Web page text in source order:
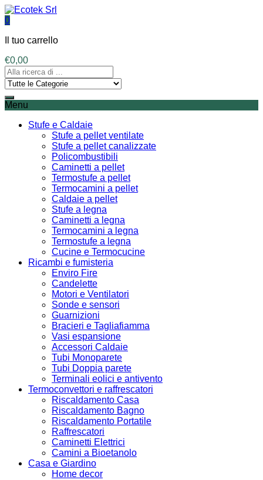
0
Il tuo carrello
€0,00
Menu
Stufe e Caldaie
Stufe a pellet ventilate
Stufe a pellet canalizzate
Policombustibili
Caminetti a pellet
Termostufe a pellet
Termocamini a pellet
Caldaie a pellet
Stufe a legna
Caminetti a legna
Termocamini a legna
Termostufe a legna
Cucine e Termocucine
Ricambi e fumisteria
Enviro Fire
Candelette
Motori e Ventilatori
Sonde e sensori
Guarnizioni
Bracieri e Tagliafiamma
Vasi espansione
Accessori Caldaie
Tubi Monoparete
Tubi Doppia parete
Terminali eolici e antivento
Termoconvettori e raffrescatori
Riscaldamento Casa
Riscaldamento Bagno
Riscaldamento Portatile
Raffrescatori
Caminetti Elettrici
Camini a Bioetanolo
Casa e Giardino
Home decor